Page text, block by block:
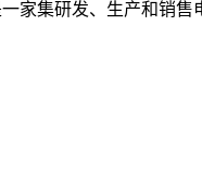
家集研发、生产和销